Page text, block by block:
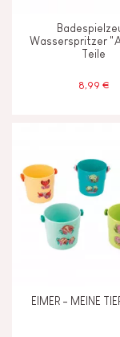
Wasserspritzer
Teile
8,99 €
EIMER - MEINE